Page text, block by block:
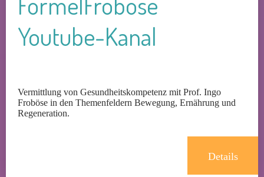
Youtube-Kanal
Vermittlung von Gesundheitskompetenz mit Prof. Ingo
Froböse in den Themenfeldern Bewegung, Ernährung und
Regeneration.
Details